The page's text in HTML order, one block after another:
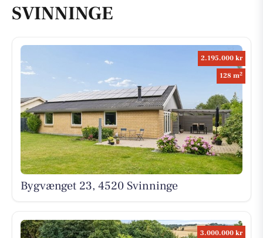
SVINNINGE
2.195.000 kr
128 m2
Bygvænget 23, 4520 Svinninge
3.000.000 kr